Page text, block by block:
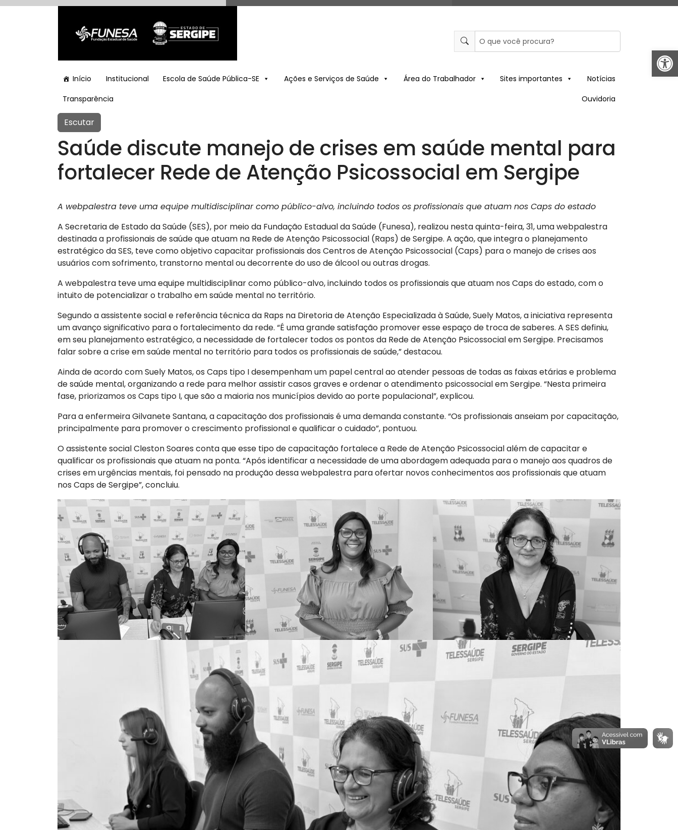
Abrir
Início Institucional Escola de Saúde Pública-SE Ações e Serviços de Saúde Área do Trabalhador Sites importantes
Notícias
Transparência
Ouvidoria
Escutar
Saúde discute manejo de crises em saúde mental para
fortalecer Rede de Atenção Psicossocial em Sergipe
A webpalestra teve uma equipe multidisciplinar como público-alvo, incluindo todos os profissionais que atuam nos Caps do estado
A Secretaria de Estado da Saúde (SES), por meio da Fundação Estadual da Saúde (Funesa), realizou nesta quinta-feira, 31, uma webpalestra
destinada a profissionais de saúde que atuam na Rede de Atenção Psicossocial (Raps) de Sergipe. A ação, que integra o planejamento
estratégico da SES, teve como objetivo capacitar profissionais dos Centros de Atenção Psicossocial (Caps) para o manejo de crises aos
usuários com sofrimento, transtorno mental ou decorrente do uso de álcool ou outras drogas.
A webpalestra teve uma equipe multidisciplinar como público-alvo, incluindo todos os profissionais que atuam nos Caps do estado, com o
intuito de potencializar o trabalho em saúde mental no território.
Segundo a assistente social e referência técnica da Raps na Diretoria de Atenção Especializada à Saúde, Suely Matos, a iniciativa representa
um avanço significativo para o fortalecimento da rede. “É uma grande satisfação promover esse espaço de troca de saberes. A SES definiu,
em seu planejamento estratégico, a necessidade de fortalecer todos os pontos da Rede de Atenção Psicossocial em Sergipe. Precisamos
falar sobre a crise em saúde mental no território para todos os profissionais de saúde,” destacou.
Ainda de acordo com Suely Matos, os Caps tipo I desempenham um papel central ao atender pessoas de todas as faixas etárias e problema
de saúde mental, organizando a rede para melhor assistir casos graves e ordenar o atendimento psicossocial em Sergipe. “Nesta primeira
fase, priorizamos os Caps tipo I, que são a maioria nos municípios devido ao porte populacional”, explicou.
Para a enfermeira Gilvanete Santana, a capacitação dos profissionais é uma demanda constante. “Os profissionais anseiam por capacitação,
principalmente para promover o crescimento profissional e qualificar o cuidado”, pontuou.
O assistente social Cleston Soares conta que esse tipo de capacitação fortalece a Rede de Atenção Psicossocial além de capacitar e
qualificar os profissionais que atuam na ponta. “Após identificar a necessidade de uma abordagem adequada para o manejo aos quadros de
crises em urgências mentais, foi pensado na produção dessa webpalestra para ofertar novos conhecimentos aos profissionais que atuam
nos Caps de Sergipe”, concluiu.